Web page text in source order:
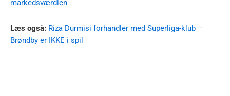
markedsværdien
Læs også: Riza Durmisi forhandler med Superliga-klub –
Brøndby er IKKE i spil